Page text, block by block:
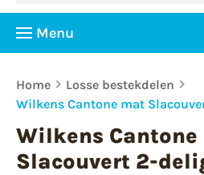
Menu
Home
Losse bestekdelen
Wilkens Cantone mat
Wilkens
Slacouvert 2-